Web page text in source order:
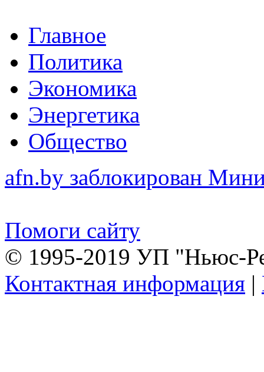
Главное
Политика
Экономика
Энергетика
Общество
afn.by заблокирован
Помоги сайту
© 1995-2019 УП "Ньюс-
Контактная информация |